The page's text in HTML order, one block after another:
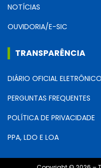
NOTÍCIAS
OUVIDORIA/E-SIC
TRANSPARÊNCIA
DIÁRIO OFICIAL ELETRÔNICO
PERGUNTAS FREQUENTES
POLÍTICA DE PRIVACIDADE
PPA, LDO E LOA